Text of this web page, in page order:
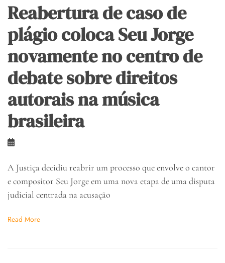
Reabertura de caso de
plágio coloca Seu Jorge
novamente no centro de
debate sobre direitos
autorais na música
brasileira
A Justiça decidiu reabrir um processo que envolve o cantor
e compositor Seu Jorge em uma nova etapa de uma disputa
judicial centrada na acusação
Read More